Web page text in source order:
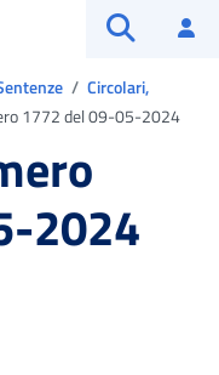
Circolari,
1772 del 09-05-2024
2024